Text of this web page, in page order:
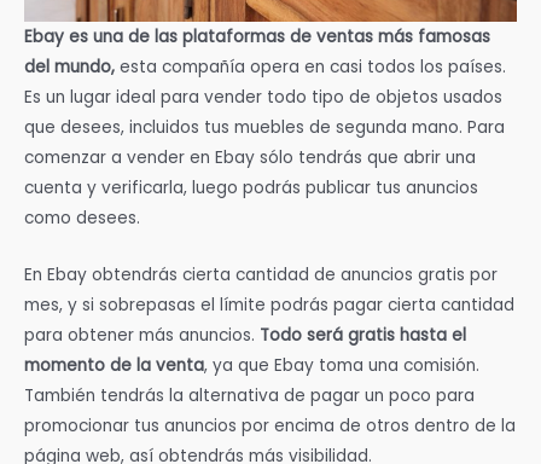
Ebay es una de las plataformas de ventas más famosas
del mundo, esta compañía opera en casi todos los países.
Es un lugar ideal para vender todo tipo de objetos usados
que desees, incluidos tus muebles de segunda mano. Para
comenzar a vender en Ebay sólo tendrás que abrir una
cuenta y verificarla, luego podrás publicar tus anuncios
como desees.
En Ebay obtendrás cierta cantidad de anuncios gratis por
mes, y si sobrepasas el límite podrás pagar cierta cantidad
para obtener más anuncios. Todo será gratis hasta el
momento de la venta, ya que Ebay toma una comisión.
También tendrás la alternativa de pagar un poco para
promocionar tus anuncios por encima de otros dentro de la
página web, así obtendrás más visibilidad.